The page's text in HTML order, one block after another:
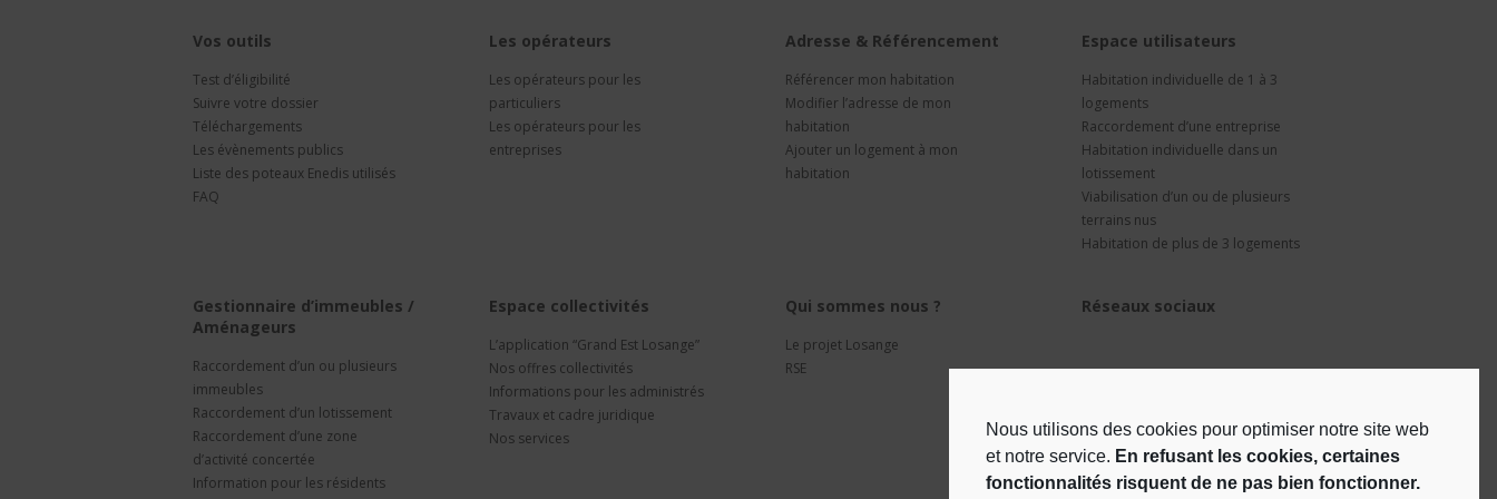
Nous utilisons des cookies pour optimiser notre site web
et notre service. En refusant les cookies, certaines
fonctionnalités risquent de ne pas bien fonctionner.
Vos outils
Test d’éligibilité
Suivre votre dossier
Téléchargements
Les évènements publics
Liste des poteaux Enedis utilisés
FAQ
Les opérateurs
Les opérateurs pour les
particuliers
Les opérateurs pour les
entreprises
Adresse & Référencement
Référencer mon habitation
Modifier l’adresse de mon
habitation
Ajouter un logement à mon
habitation
Espace utilisateurs
Habitation individuelle de 1 à 3
logements
Raccordement d’une entreprise
Habitation individuelle dans un
lotissement
Viabilisation d’un ou de plusieurs
terrains nus
Habitation de plus de 3 logements
Gestionnaire d’immeubles /
Aménageurs
Raccordement d’un ou plusieurs
immeubles
Raccordement d’un lotissement
Raccordement d’une zone
d’activité concertée
Information pour les résidents
Espace collectivités
L’application “Grand Est Losange”
Nos offres collectivités
Informations pour les administrés
Travaux et cadre juridique
Nos services
Qui sommes nous ?
Le projet Losange
RSE
Réseaux sociaux